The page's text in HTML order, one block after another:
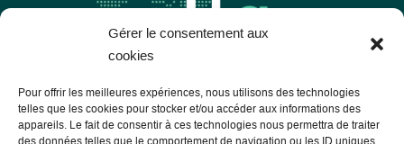
Gérer le consentement aux
cookies
Pour offrir les meilleures expériences, nous utilisons des technologies
telles que les cookies pour stocker et/ou accéder aux informations des
appareils. Le fait de consentir à ces technologies nous permettra de traiter
des données telles que le comportement de navigation ou les ID uniques
Les Libres Géographes